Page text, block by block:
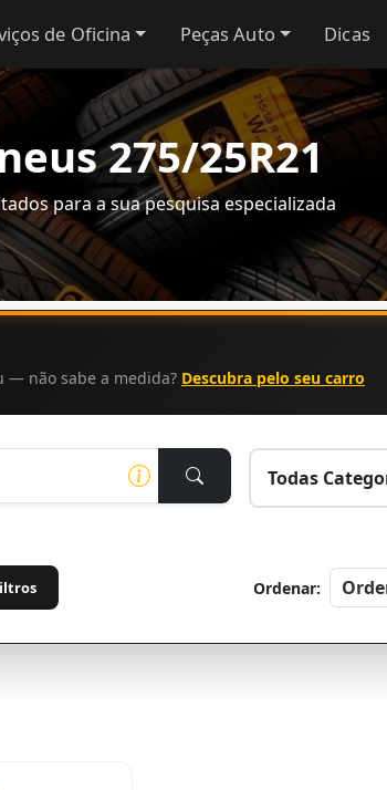
de Oficina Peças Auto Dicas
275/25R21
para a sua pesquisa especializada
— não sabe a medida? Descubra pelo seu carro
Ordenar: